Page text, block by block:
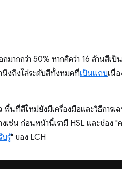
กมากกว่า 50% หากคิดว่า 16 ล้านสี
นึงถึงไล่ระดับสีทั้งหมดที่เป็นแถบเนื่
นที่สีใหม่ยังมีเครื่องมือและวิธีการเ
เช่น ก่อนหน้านี้เรามี HSL และช่อง
บรู้" ของ LCH